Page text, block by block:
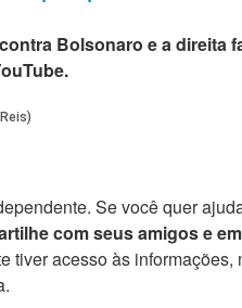
Bolsonaro e a direita
Se você quer
com seus amigos e
tiver acesso às informações,